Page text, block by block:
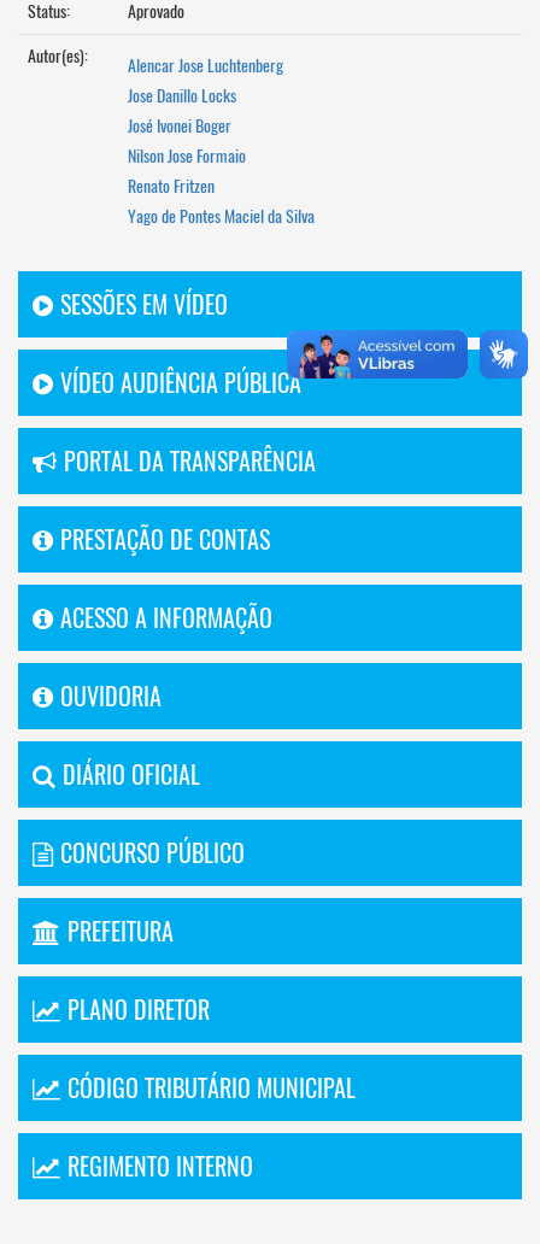
Status:
Aprovado
Autor(es):
Alencar Jose Luchtenberg
Jose Danillo Locks
José Ivonei Boger
Nilson Jose Formaio
Renato Fritzen
Yago de Pontes Maciel da Silva
SESSÕES EM VÍDEO
VÍDEO AUDIÊNCIA PÚBLICA
PORTAL DA TRANSPARÊNCIA
PRESTAÇÃO DE CONTAS
ACESSO A INFORMAÇÃO
OUVIDORIA
DIÁRIO OFICIAL
CONCURSO PÚBLICO
PREFEITURA
PLANO DIRETOR
CÓDIGO TRIBUTÁRIO MUNICIPAL
REGIMENTO INTERNO